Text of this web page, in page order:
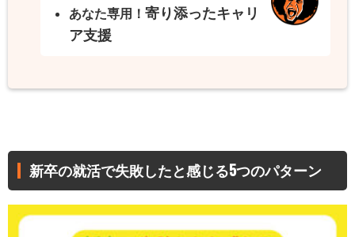
あなた専用！ 寄り添ったキャリ
ア支援
新卒の就活で失敗したと感じる5つのパターン